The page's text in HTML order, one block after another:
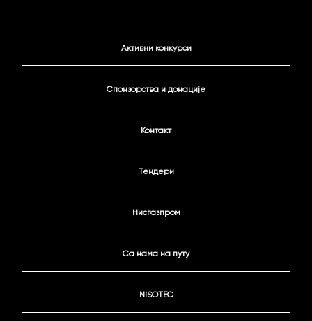
Активни конкурси
Спонзорства и донације
Контакт
Тендери
Нисгазпром
Са нама на путу
NISOTEC